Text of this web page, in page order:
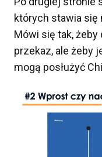
których stawia się
Mówi się tak, żeby
przekaz, ale żeby
mogą posłużyć